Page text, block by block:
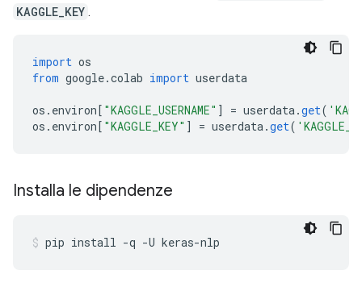
KAGGLE_KEY .
import os
from google.colab import userdata
os . environ[ "KAGGLE_USERNAME" ] = userdata.get(
os . environ[ "KAGGLE_KEY" ] = userdata.get(
Installa le dipendenze
pip install -q -U keras-nlp